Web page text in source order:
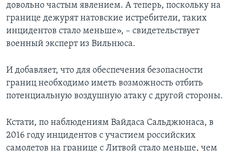
довольно частым явлением. А теперь, поскольку на
границе дежурят натовские истребители, таких
инцидентов стало меньше», – свидетельствует
военный эксперт из Вильнюса.
И добавляет, что для обеспечения безопасности
границ необходимо иметь возможность отбить
потенциальную воздушную атаку с другой стороны.
Кстати, по наблюдениям Вайдаса Сальджюнаса, в
2016 году инцидентов с участием российских
самолетов на границе с Литвой стало меньше, чем